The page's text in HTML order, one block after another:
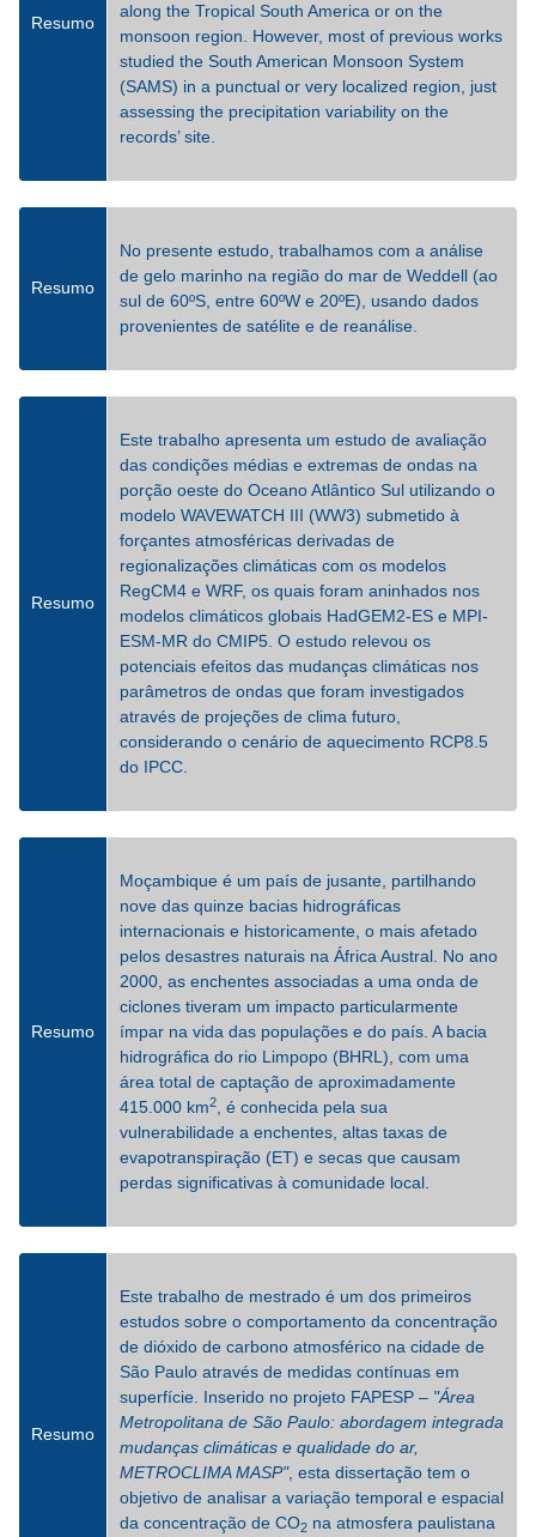
Resumo
along the Tropical South America or on the
monsoon region. However, most of previous works
studied the South American Monsoon System
(SAMS) in a punctual or very localized region, just
assessing the precipitation variability on the
records’ site.
Resumo
No presente estudo, trabalhamos com a análise
de gelo marinho na região do mar de Weddell (ao
sul de 60ºS, entre 60ºW e 20ºE), usando dados
provenientes de satélite e de reanálise.
Resumo
Este trabalho apresenta um estudo de avaliação
das condições médias e extremas de ondas na
porção oeste do Oceano Atlântico Sul utilizando o
modelo WAVEWATCH III (WW3) submetido à
forçantes atmosféricas derivadas de
regionalizações climáticas com os modelos
RegCM4 e WRF, os quais foram aninhados nos
modelos climáticos globais HadGEM2-ES e MPI-
ESM-MR do CMIP5. O estudo relevou os
potenciais efeitos das mudanças climáticas nos
parâmetros de ondas que foram investigados
através de projeções de clima futuro,
considerando o cenário de aquecimento RCP8.5
do IPCC.
Resumo
Moçambique é um país de jusante, partilhando
nove das quinze bacias hidrográficas
internacionais e historicamente, o mais afetado
pelos desastres naturais na África Austral. No ano
2000, as enchentes associadas a uma onda de
ciclones tiveram um impacto particularmente
ímpar na vida das populações e do país. A bacia
hidrográfica do rio Limpopo (BHRL), com uma
área total de captação de aproximadamente
415.000 km2
, é conhecida pela sua
vulnerabilidade a enchentes, altas taxas de
evapotranspiração (ET) e secas que causam
perdas significativas à comunidade local.
Resumo
Este trabalho de mestrado é um dos primeiros
estudos sobre o comportamento da concentração
de dióxido de carbono atmosférico na cidade de
São Paulo através de medidas contínuas em
superfície. Inserido no projeto FAPESP – "Área
Metropolitana de São Paulo: abordagem integrada
mudanças climáticas e qualidade do ar,
METROCLIMA MASP", esta dissertação tem o
objetivo de analisar a variação temporal e espacial
da concentração de CO2 na atmosfera paulistana